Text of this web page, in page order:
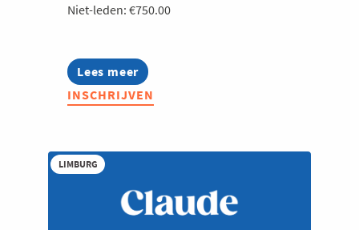
Niet-leden: €750.00
Lees meer
about
Commercieel
sterker
gesprek
met
INSCHRIJVEN
LIMBURG